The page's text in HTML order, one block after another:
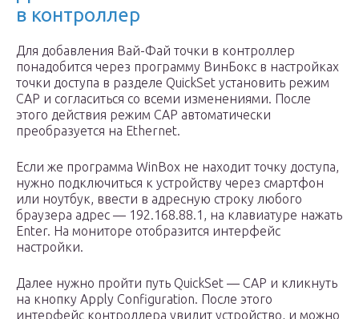
в контроллер
Для добавления Вай-Фай точки в контроллер
понадобится через программу ВинБокс в настройках
точки доступа в разделе QuickSet установить режим
САР и согласиться со всеми изменениями. После
этого действия режим САР автоматически
преобразуется на Ethernet.
Если же программа WinBox не находит точку доступа,
нужно подключиться к устройству через смартфон
или ноутбук, ввести в адресную строку любого
браузера адрес — 192.168.88.1, на клавиатуре нажать
Enter. На мониторе отобразится интерфейс
настройки.
Далее нужно пройти путь QuickSet — САР и кликнуть
на кнопку Apply Configuration. После этого
интерфейс контроллера увидит устройство, и можно